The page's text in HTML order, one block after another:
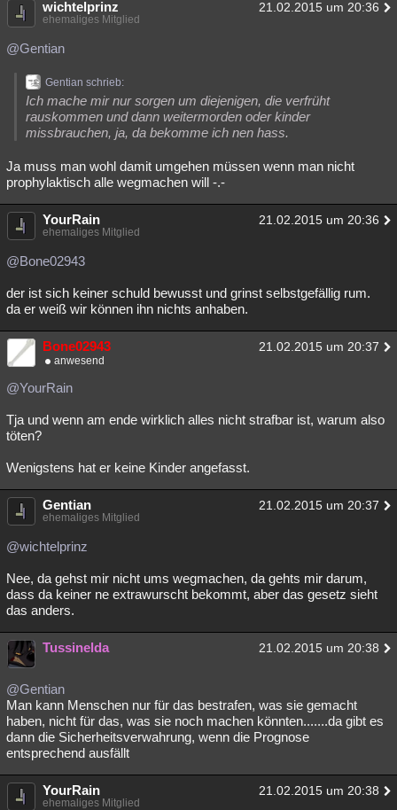
wichtelprinz 21.02.2015 um 20:36
ehemaliges Mitglied
@Gentian
Gentian schrieb:
Ich mache mir nur sorgen um diejenigen, die verfrüht
rauskommen und dann weitermorden oder kinder
missbrauchen, ja, da bekomme ich nen hass.
Ja muss man wohl damit umgehen müssen wenn man nicht
prophylaktisch alle wegmachen will -.-
YourRain 21.02.2015 um 20:36
ehemaliges Mitglied
@Bone02943
der ist sich keiner schuld bewusst und grinst selbstgefällig rum.
da er weiß wir können ihn nichts anhaben.
Bone02943 21.02.2015 um 20:37
anwesend
@YourRain
Tja und wenn am ende wirklich alles nicht strafbar ist, warum also
töten?
Wenigstens hat er keine Kinder angefasst.
Gentian 21.02.2015 um 20:37
ehemaliges Mitglied
@wichtelprinz
Nee, da gehst mir nicht ums wegmachen, da gehts mir darum,
dass da keiner ne extrawurscht bekommt, aber das gesetz sieht
das anders.
Tussinelda 21.02.2015 um 20:38
@Gentian
Man kann Menschen nur für das bestrafen, was sie gemacht
haben, nicht für das, was sie noch machen könnten.......da gibt es
dann die Sicherheitsverwahrung, wenn die Prognose
entsprechend ausfällt
YourRain 21.02.2015 um 20:38
ehemaliges Mitglied